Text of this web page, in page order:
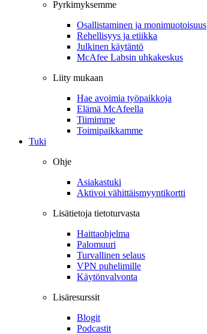
Pyrkimyksemme
Osallistaminen ja monimuotoisuus
Rehellisyys ja etiikka
Julkinen käytäntö
McAfee Labsin uhkakeskus
Liity mukaan
Hae avoimia työpaikkoja
Elämä McAfeella
Tiimimme
Toimipaikkamme
Tuki
Ohje
Asiakastuki
Aktivoi vähittäismyyntikortti
Lisätietoja tietoturvasta
Haittaohjelma
Palomuuri
Turvallinen selaus
VPN puhelimille
Käytönvalvonta
Lisäresurssit
Blogit
Podcastit